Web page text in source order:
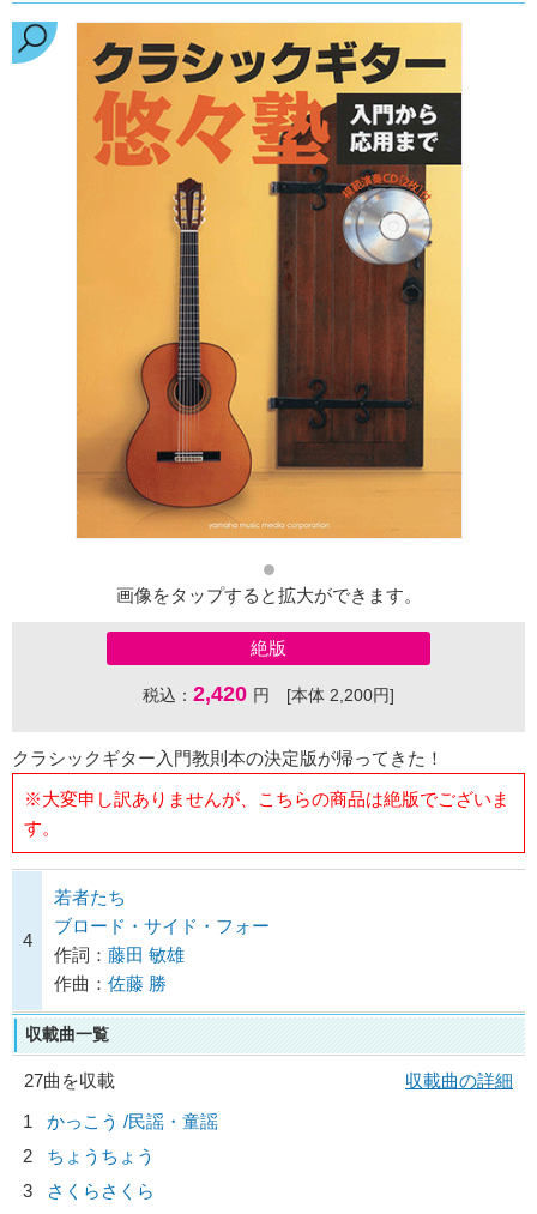
画像をタップすると拡大ができます。
絶版
税込： 2,420 円 [本体 2,200円]
クラシックギター入門教則本の決定版が帰ってきた！
※大変申し訳ありませんが、こちらの商品は絶版でございま
す。
4
若者たち
ブロード・サイド・フォー
作詞： 藤田 敏雄
作曲： 佐藤 勝
収載曲一覧
27曲を収載
収載曲の詳細
1
かっこう /民謡・童謡
2
ちょうちょう
3
さくらさくら